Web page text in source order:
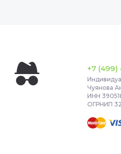
+7 (499)
Чуянова
ИНН
ОГРНИП